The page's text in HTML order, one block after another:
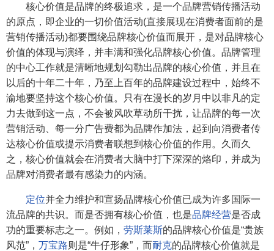
核心价值是品牌的终极追求，是一个品牌营销传播活动
的原点，即企业的一切价值活动(直接展现在消费者面前的是
营销传播活动)都要围绕品牌核心价值而展开，是对品牌核心
价值的体现与演绎，并丰满和强化品牌核心价值。品牌管理
的中心工作就是清晰地规划勾勒出品牌的核心价值，并且在
以后的十年二十年，乃至上百年的品牌建设过程中，始终不
渝地要坚持这个核心价值。只有在漫长的岁月中以非凡的定
力去做到这一点，不会被风吹草动所干扰，让品牌的每一次
营销活动、每一分广告费都为品牌作加法，起到向消费者传
达核心价值或提示消费者联想到核心价值的作用。久而久
之，核心价值就会在消费者大脑中打下深深的烙印，并成为
品牌对消费者最有感染力的内涵。
定位并全力维护和宣扬品牌核心价值已成为许多国际一
流品牌的共识。而是否拥有核心价值，也是品牌经营是否成
功的重要标志之一。例如， 劳斯莱斯的品牌核心价值是“贵族
风范”， 万宝路则是“牛仔形象”，而耐克的品牌核心价值就是